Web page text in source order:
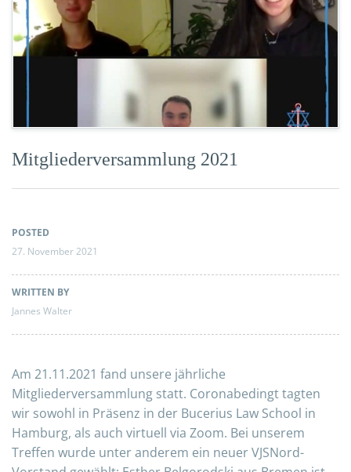
Mitgliederversammlung 2021
POSTED
27. November 2021
WRITTEN BY
Jannes Walter
Am 21.11.2021 fand unsere jährliche
Mitgliederversammlung statt. Coronabedingt tagten
wir sowohl in Präsenz in der Bucerius Law School in
Hamburg, als auch virtuell via Zoom. Bei unserem
Treffen wurde unter anderem ein neuer VJSNord-